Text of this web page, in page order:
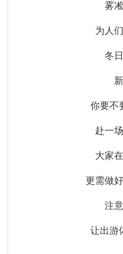
雾
为人
冬
你要不
赴一
大家
更需做
注
让出游